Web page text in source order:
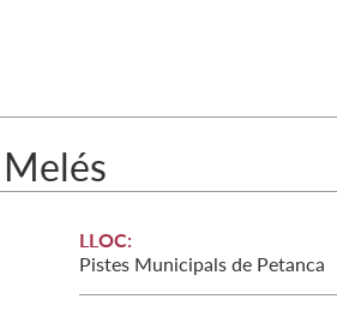
LLOC:
Pistes Municipals de Petanca